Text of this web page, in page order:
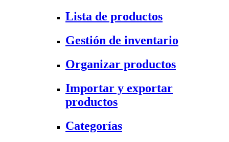
Lista de productos
Gestión de inventario
Organizar productos
Importar y exportar
productos
Categorías